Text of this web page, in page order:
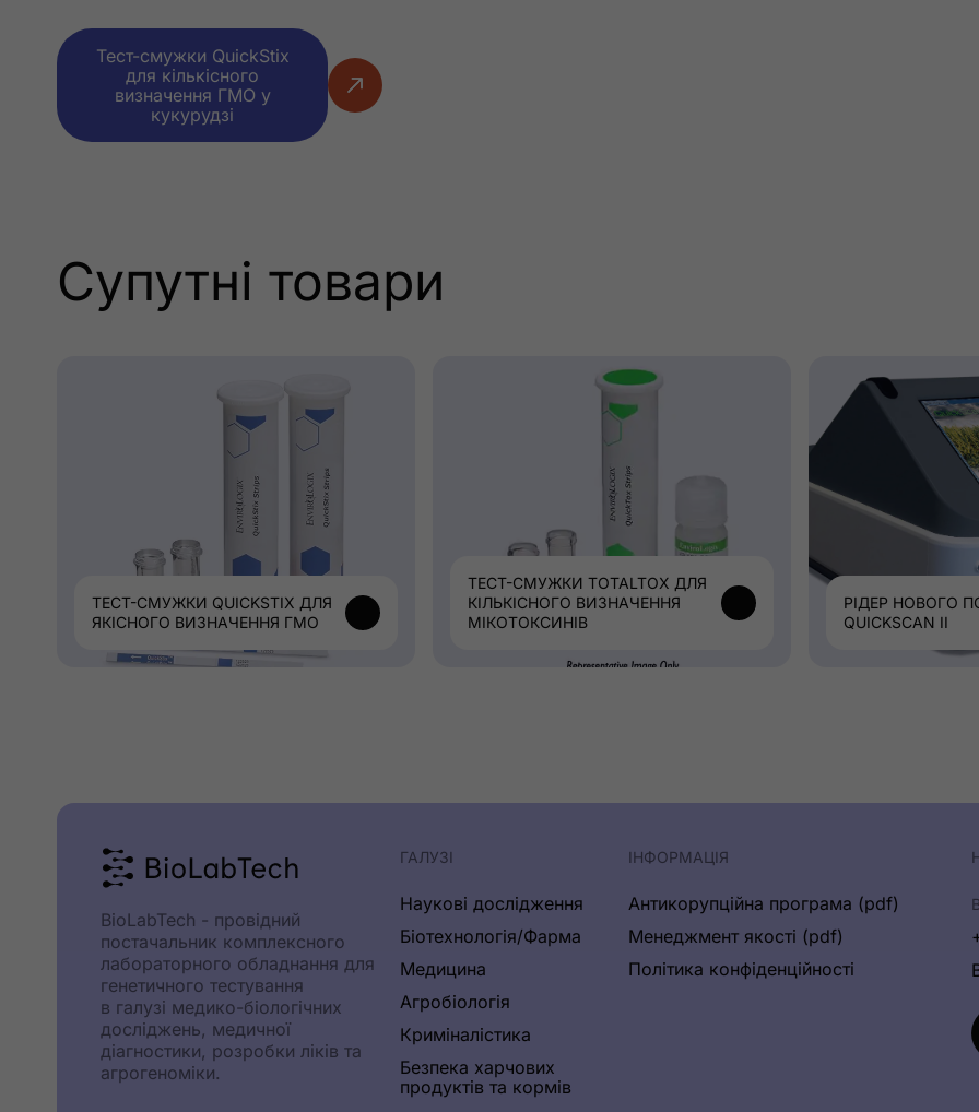
Тест-смужки QuickStix
для кількісного
визначення ГМО у
кукурудзі
Супутні товари
ТЕСТ-СМУЖКИ QUICKSTIX ДЛЯ
ЯКІСНОГО ВИЗНАЧЕННЯ ГМО
ТЕСТ-СМУЖКИ TOTALTOX ДЛЯ
КІЛЬКІСНОГО ВИЗНАЧЕННЯ
МІКОТОКСИНІВ
РІДЕР НОВОГО
QUICKSCAN II
BioLabTech - провідний
постачальник комплексного
лабораторного обладнання для
генетичного тестування
в галузі медико-біологічних
досліджень, медичної
діагностики, розробки ліків та
агрогеноміки.
ГАЛУЗІ
Наукові дослідження
Біотехнологія/Фарма
Медицина
Агробіологія
Криміналістика
Безпека харчових
продуктів та кормів
ІНФОРМАЦІЯ
Антикорупційна програма (pdf)
Менеджмент якості (pdf)
Політика конфіденційності